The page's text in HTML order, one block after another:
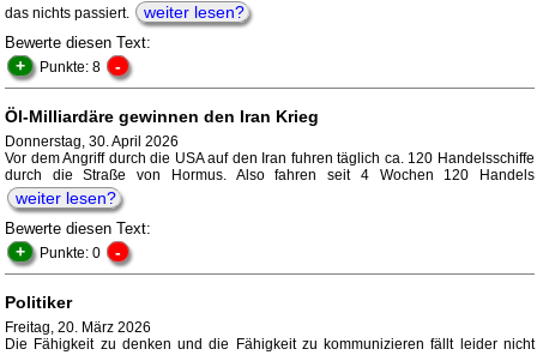
das nichts passiert.
weiter lesen?
Bewerte diesen Text:
+ Punkte: 8 -
Öl-Milliardäre gewinnen den Iran Krieg
Donnerstag, 30. April 2026
Vor dem Angriff durch die USA auf den Iran fuhren täglich ca. 120 Handelsschiffe
durch die Straße von Hormus. Also fahren seit 4 Wochen 120 Handels
weiter lesen?
Bewerte diesen Text:
+ Punkte: 0 -
Politiker
Freitag, 20. März 2026
Die Fähigkeit zu denken und die Fähigkeit zu kommunizieren fällt leider nicht